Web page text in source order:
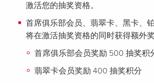
激活您的抽奖资格。
首席俱乐部会员、翡翠卡、黑卡、
将在激活抽奖资格的同时获得额外奖
首席俱乐部会员奖励 500 抽奖积
翡翠卡会员奖励 400 抽奖积分